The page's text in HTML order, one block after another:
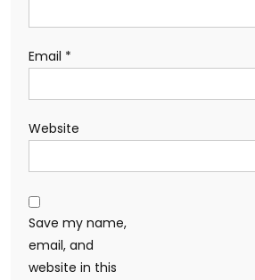
Email *
Website
Save my name,
email, and
website in this